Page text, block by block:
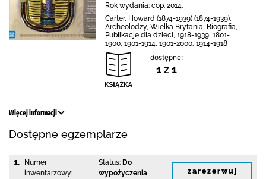
Rok wydania: cop. 2014.
Carter, Howard (1874-1939) (1874-1939),
Archeolodzy, Wielka Brytania, Biografia,
Publikacje dla dzieci, 1918-1939, 1801-
1900, 1901-1914, 1901-2000, 1914-1918
dostępne:
1 z 1
Więcej informacji
Dostępne egzemplarze
1.
Numer
inwentarzowy:
Status: Do
wypożyczenia
zarezerwuj